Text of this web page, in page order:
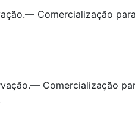
Comercialização
Comercialização